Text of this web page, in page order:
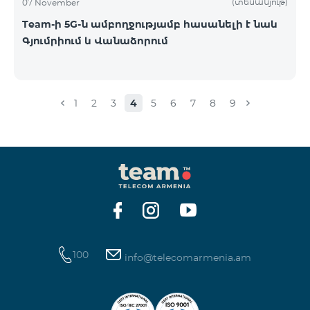
07 November
Team-ի 5G-ն ամբողջությամբ հասանելի է նաև
Գյումրիում և Վանաձորում
1 2 3 4 5 6 7 8 9
100 info@telecomarmenia.am